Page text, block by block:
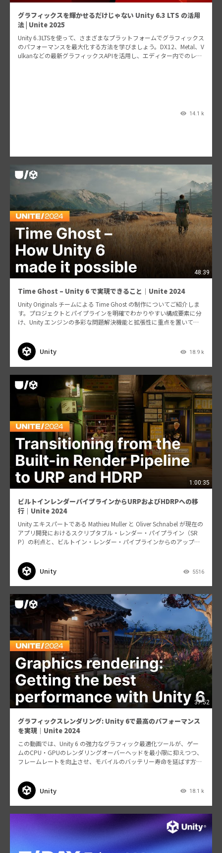
グラフィックスを輝かせるだけじゃない Unity 6.3 LTS の活用
法 | Unite 2025
Unity 6.3LTSを使って、さまざまなプラットフォームでグラフィックス
のパフォーマンスを最大化する方法を学びましょう。DX12、Metal、V
ulkanなどの最新グラフィックスAPIを活用し、エディター内でのレベ
14.1 k
48:39
Time Ghost – Unity 6 で実現できること｜Unite 2024
Unity Originals チームによる Time Ghost の制作についてご紹介しま
す。プロジェクトとパイプラインを明確でわかりやすい構成要素に分
け、Unity エンジンの多彩な問題解決機能と拡張性に重点を置いて説
Unity 18.9 k
1:00:35
ビルトインレンダーパイプラインからURPおよびHDRPへの移
行｜Unite 2024
Unity エキスパートである Mathieu Muller と Oliver Schnabel が現在の
アプリ開発におけるスクリプタブル・レンダー・パイプライン（SR
P）の利点と、ビルトイン・レンダー・パイプラインからのアップグ
Unity 5516
37:52
グラフィックスレンダリング: Unity 6で最高のパフォーマンス
を実現｜Unite 2024
この動画では、Unity 6 の強力なグラフィック最適化ツールが、ゲー
ムのCPU・GPUのレンダリングオーバーヘッドを最小限に抑えつつ、
フレームレートを向上させ、モバイルのバッテリー寿命を延ばす方法
Unity 18.1 k